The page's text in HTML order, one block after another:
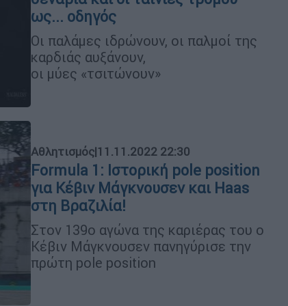
ως... οδηγός
Οι παλάμες ιδρώνουν, οι παλμοί της
καρδιάς αυξάνουν,
οι μύες «τσιτώνουν»
Αθλητισμός|11.11.2022 22:30
Formula 1: Ιστορική pole position
για Κέβιν Μάγκνουσεν και Haas
στη Βραζιλία!
Στον 139ο αγώνα της καριέρας του ο
Κέβιν Μάγκνουσεν πανηγύρισε την
πρώτη pole position